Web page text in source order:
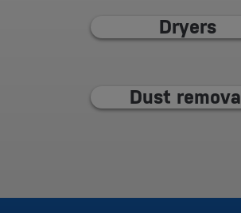
Dryers
Dust removal